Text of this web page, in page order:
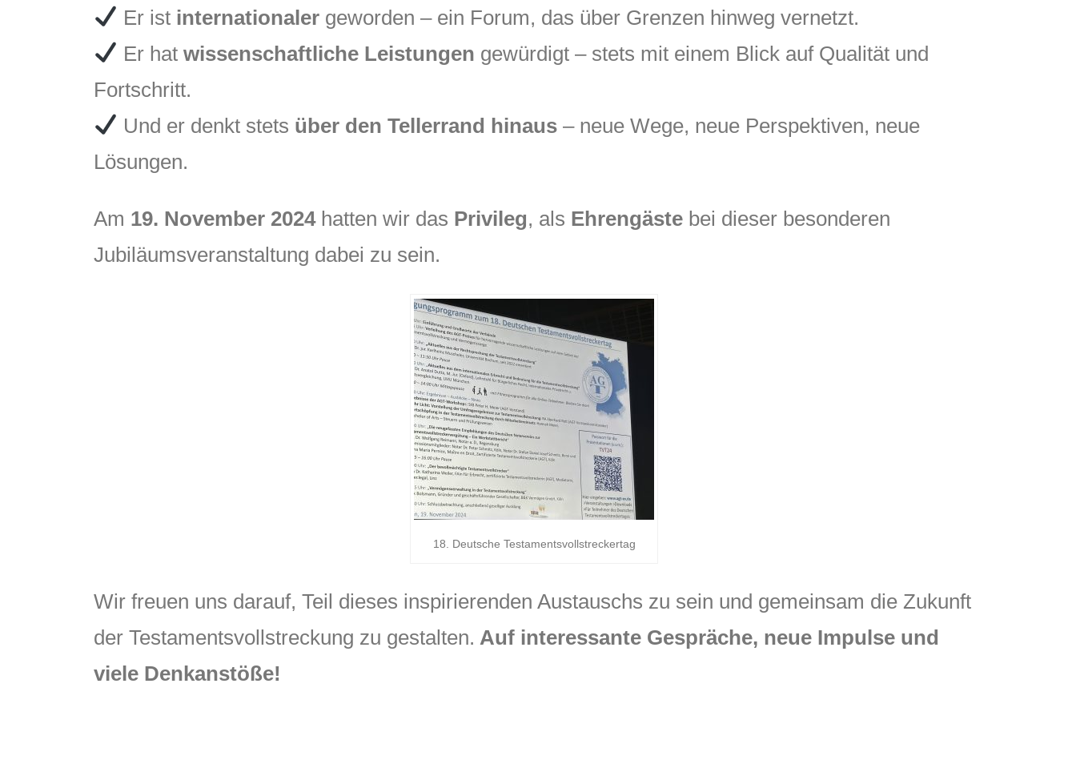
Er ist internationalergeworden – ein Forum, das über Grenzen hinweg vernetzt.
Er hat wissenschaftliche Leistungen gewürdigt – stets mit einem Blick auf Qualität und
Fortschritt.
Und er denkt stets über den Tellerrand hinaus– neue Wege, neue Perspektiven, neue
Lösungen.
Am 19. November 2024hatten wir das Privileg, als Ehrengäste bei dieser besonderen
Jubiläumsveranstaltung dabei zu sein.
18. Deutsche Testamentsvollstreckertag
Wir freuen uns darauf, Teil dieses inspirierenden Austauschs zu sein und gemeinsam die Zukunft
der Testamentsvollstreckung zu gestalten. Auf interessante Gespräche, neue Impulse und
viele Denkanstöße!